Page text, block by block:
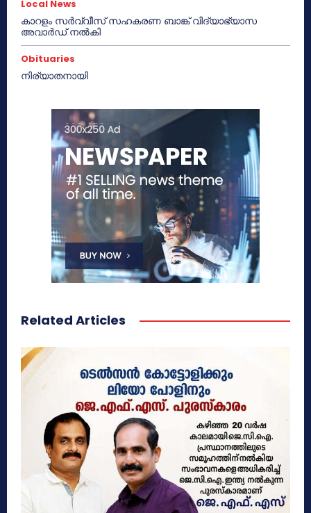
Local News
കാറളം സർവ്വീസ് സഹകരണ ബാങ്ക് വിദ്യാഭ്യാസ
അവാർഡ് നൽകി
Obituaries
നിര്യാതനായി
Related Articles